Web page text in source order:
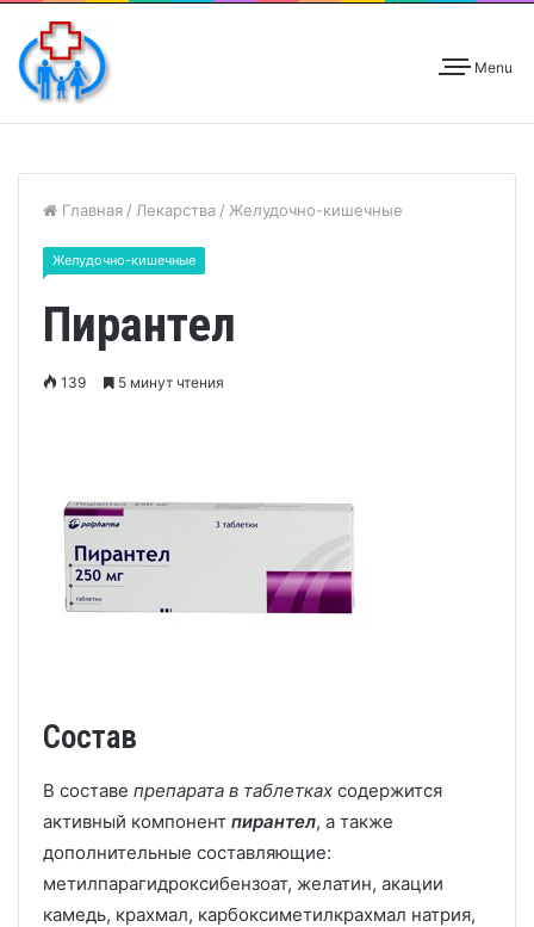
Menu
Главная / Лекарства / Желудочно-кишечные
Желудочно-кишечные
Пирантел
139 5 минут чтения
Состав
В составе препарата в таблетках содержится
активный компонент пирантел, а также
дополнительные составляющие:
метилпарагидроксибензоат, желатин, акации
камедь, крахмал, карбоксиметилкрахмал натрия,